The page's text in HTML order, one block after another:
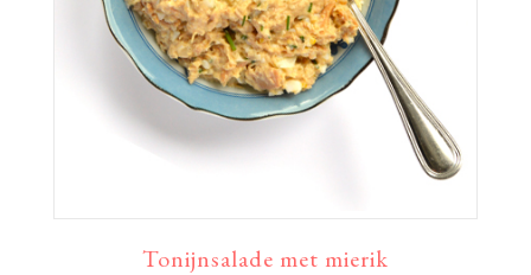
Tonijnsalade met mierik